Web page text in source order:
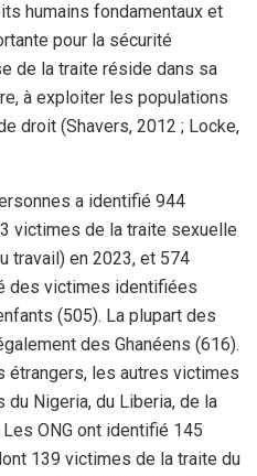
humains fondamentaux et
pour la sécurité
de la traite réside dans sa
à exploiter les populations
droit (Shavers, 2012 ; Locke,
a identifié 944
victimes de la traite sexuelle
travail) en 2023, et 574
des victimes identifiées
(505). La plupart des
des Ghanéens (616).
les autres victimes
Nigeria, du Liberia, de la
ONG ont identifié 145
139 victimes de la traite du